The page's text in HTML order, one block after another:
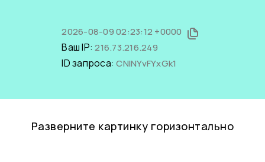
2026-08-09 02:23:12 +0000
Ваш IP:216.73.216.249
ID запроса:CNINYvFYxGk1
Разверните картинку горизонтально